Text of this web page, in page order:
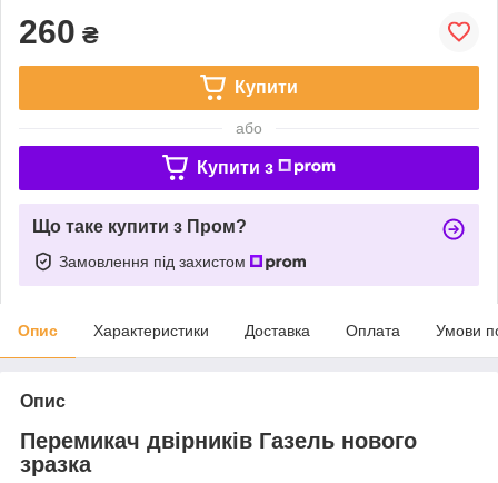
260 ₴
Купити
або
Купити з
Що таке купити з Пром?
Замовлення під захистом
Опис Характеристики Доставка Оплата Умови
Опис
Перемикач двірників Газель нового
зразка